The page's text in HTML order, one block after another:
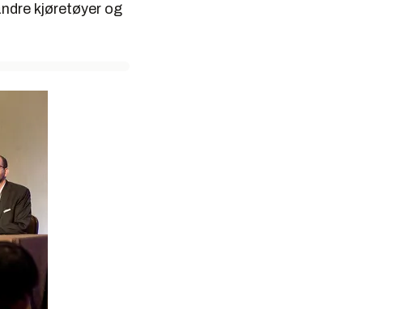
kjøretøyer og